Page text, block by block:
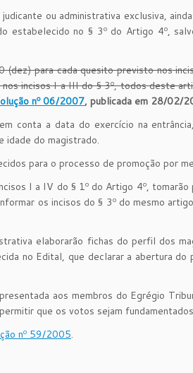
ou administrativa exclusiva,
estabelecido no § 3º do Artigo 4º,
(dez) para cada quesito previsto nos
incisos I a III do § 3º, todos deste
nº 06/2007, publicada em 28/02/
conta a data do exercício na
idade do magistrado.
para o processo de promoção por
I a IV do § 1º do Artigo 4º,
os incisos do § 3º do mesmo
elaborarão fichas do perfil dos
no Edital, que declarar a abertura do
aos membros do Egrégio
que os votos sejam
nº 59/2005.